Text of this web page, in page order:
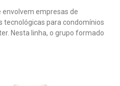
envolvem empresas de
tecnológicas para condomínios
Nesta linha, o grupo formado